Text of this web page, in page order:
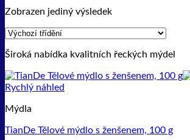
Zobrazen jediný výsledek
Široká nabídka kvalitních řeckých mýdel
Rychlý náhled
Mýdla
TianDe Tělové mýdlo s ženšenem, 100 g